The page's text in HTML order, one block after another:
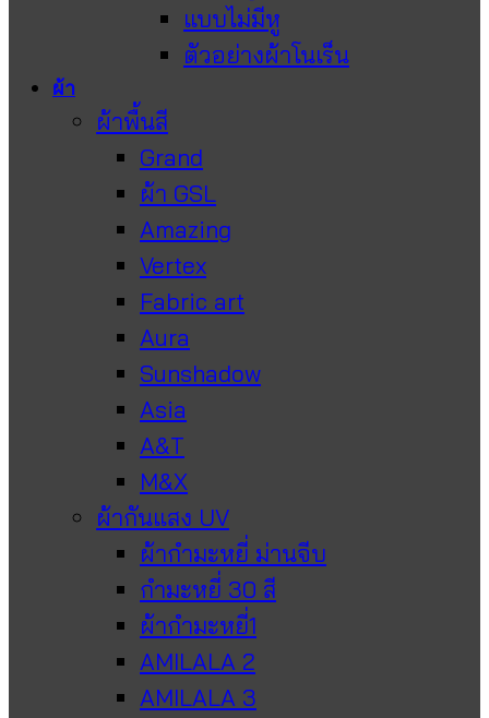
แบบไม่มีหู
ตัวอย่างผ้าโนเร็น
ผ้า
ผ้าพื้นสี
Grand
ผ้า GSL
Amazing
Vertex
Fabric art
Aura
Sunshadow
Asia
A&T
M&X
ผ้ากันแสง UV
ผ้ากำมะหยี่ ม่านจีบ
กำมะหยี่ 30 สี
ผ้ากำมะหยี่1
AMILALA 2
AMILALA 3